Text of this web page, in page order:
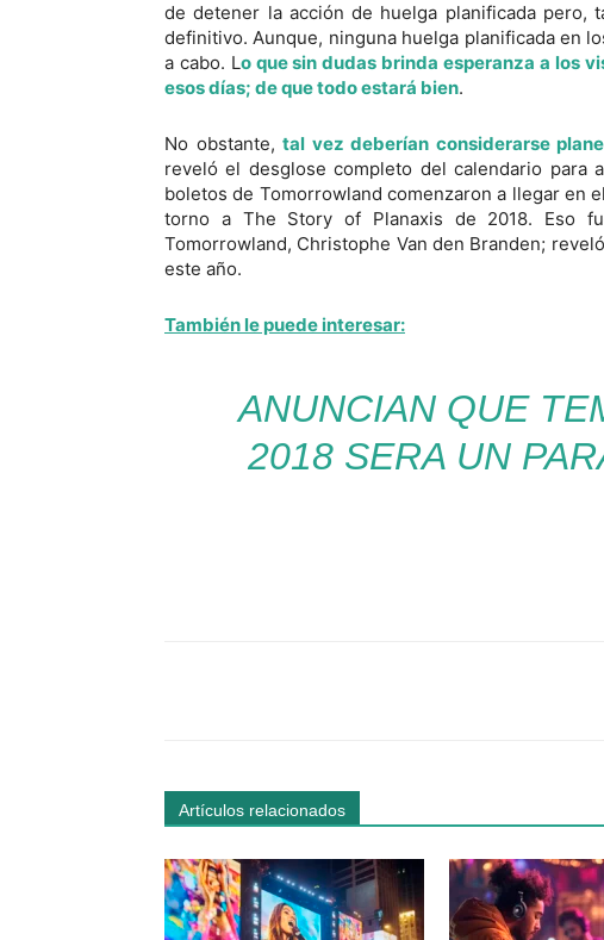
de detener la acción de huelga planificada pero,
definitivo. Aunque, ninguna huelga planificada en
a cabo. Lo que sin dudas brinda esperanza a los
esos días; de que todo estará bien.
No obstante, tal vez deberían considerarse
reveló el desglose completo del calendario para
boletos de Tomorrowland comenzaron a llegar en
torno a The Story of Planaxis de 2018. Eso
Tomorrowland, Christophe Van den Branden;
este año.
También le puede interesar:
ANUNCIAN QUE
2018 SERA UN
Artículos relacionados